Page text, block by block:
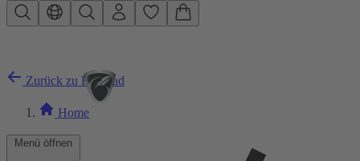
Zum Hauptinhalt springen
Menü öffnen
Zurück zu Rennrad
Home